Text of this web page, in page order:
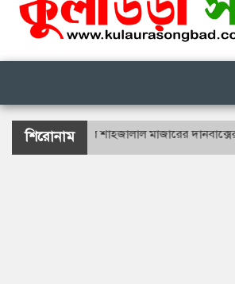
শিরোনাম
গণনা হবে শাহজালাল মাজারের দানবাক্সের টাকা